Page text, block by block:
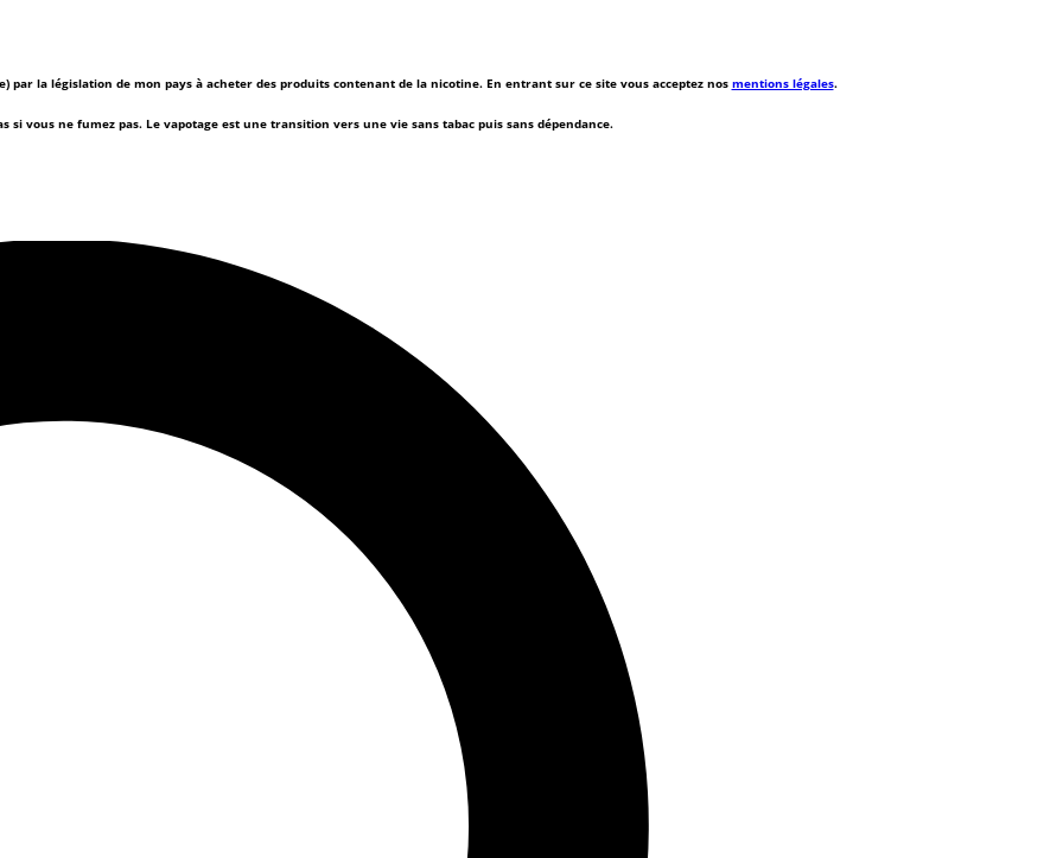
par la législation de mon pays à acheter des produits contenant de la nicotine. En entrant sur ce site vous acceptez nos mentions légales.
si vous ne fumez pas. Le vapotage est une transition vers une vie sans tabac puis sans dépendance.